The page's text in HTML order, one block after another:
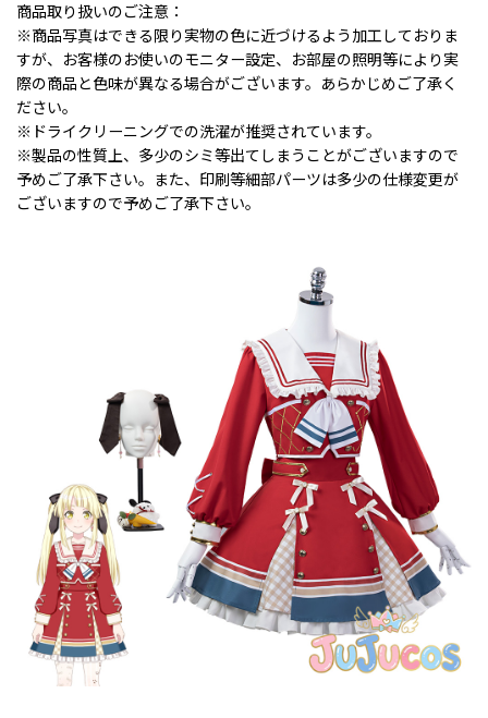
商品取り扱いのご注意：
※商品写真はできる限り実物の色に近づけるよう加工しておりま
すが、お客様のお使いのモニター設定、お部屋の照明等により実
際の商品と色味が異なる場合がございます。あらかじめご了承く
ださい。
※ドライクリーニングでの洗濯が推奨されています。
※製品の性質上、多少のシミ等出てしまうことがございますので
予めご了承下さい。また、印刷等細部パーツは多少の仕様変更が
ございますので予めご了承下さい。